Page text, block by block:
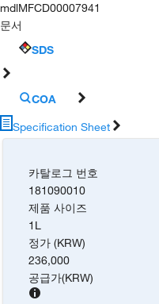
mdlMFCD00007941
문서
SDS
COA
Specification Sheet
카탈로그 번호
181090010
제품 사이즈
1L
정가 (KRW)
236,000
공급가(KRW)